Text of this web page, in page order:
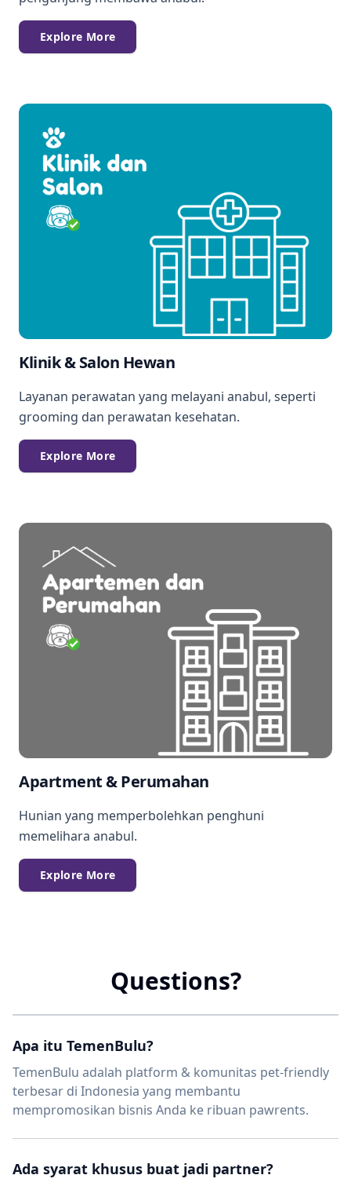
Explore More
Klinik & Salon Hewan
Layanan perawatan yang melayani anabul, seperti
grooming dan perawatan kesehatan.
Explore More
Apartment & Perumahan
Hunian yang memperbolehkan penghuni
memelihara anabul.
Explore More
Questions?
Apa itu TemenBulu?
TemenBulu adalah platform & komunitas pet-friendly
terbesar di Indonesia yang membantu
mempromosikan bisnis Anda ke ribuan pawrents.
Ada syarat khusus buat jadi partner?